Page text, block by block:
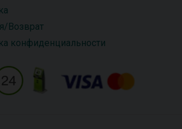
Возврат
конфиденциальности